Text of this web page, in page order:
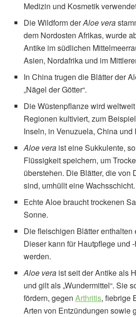
Medizin und Kosmetik
Die Wildform derAloe vera
dem Nordosten Afrikas, wurde
Antike im südlichen
Asien, Nordafrika und im
In China trugen die Blätter der
„Nägel der Götter“.
Die Wüstenpflanze wird
Regionen kultiviert, zum
Inseln, in Venuzuela, China und
Aloe vera ist eine Sukkulente,
Flüssigkeit speichern, um
überstehen. Die Blätter, die von
sind, umhüllt eine Wachsschicht.
Echte Aloe braucht trockenen
Sonne.
Die fleischigen Blätter enthalten
Dieser kann für Hautpflege und
werden.
Aloe vera ist seit der Antike als
und gilt als „Wundermittel“. Sie
fördern, gegenArthritis, fiebrige
Arten von Entzündungen sowie